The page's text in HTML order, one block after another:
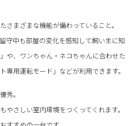
さまざまな機能が備わっていること。
守中も部屋の変化を感知して飼い主に知
や、ワンちゃん・ネコちゃんに合わせた
専用運転モード」などが利用できます。
秀。
やさしい室内環境をつくってくれます。